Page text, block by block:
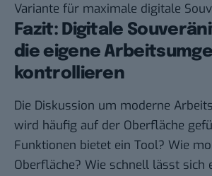
Variante für maximale digitale
Fazit: Digitale
die eigene
kontrollieren
Die Diskussion um moderne
wird häufig auf der Oberfläche
Funktionen bietet ein Tool? Wie
Oberfläche? Wie schnell lässt sich